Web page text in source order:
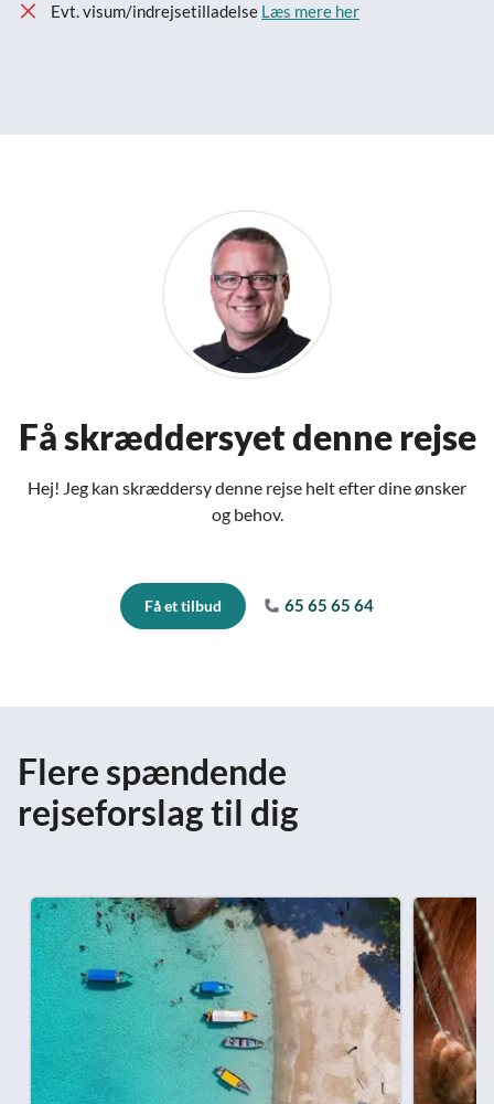
Evt. visum/indrejsetilladelse Læs mere her
Få skræddersyet denne rejse
Hej! Jeg kan skræddersy denne rejse helt efter dine ønsker
og behov.
Få et tilbud 65 65 65 64
Flere spændende
rejseforslag til dig